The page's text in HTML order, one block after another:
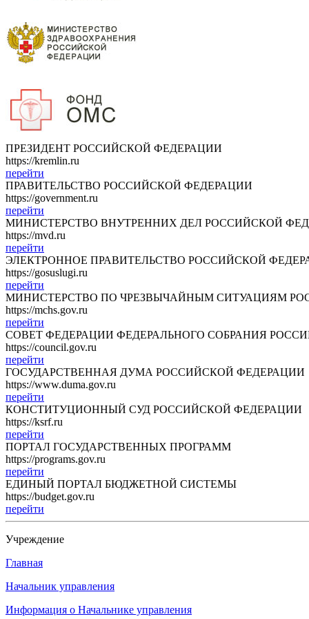
ПРЕЗИДЕНТ РОССИЙСКОЙ ФЕДЕРАЦИИ
https://kremlin.ru
перейти
ПРАВИТЕЛЬСТВО РОССИЙСКОЙ ФЕДЕРАЦИИ
https://government.ru
перейти
МИНИСТЕРСТВО ВНУТРЕННИХ ДЕЛ РОССИЙСКОЙ
https://mvd.ru
перейти
ЭЛЕКТРОННОЕ ПРАВИТЕЛЬСТВО РОССИЙСКОЙ
https://gosuslugi.ru
перейти
МИНИСТЕРСТВО ПО ЧРЕЗВЫЧАЙНЫМ СИТУАЦИЯМ
https://mchs.gov.ru
перейти
СОВЕТ ФЕДЕРАЦИИ ФЕДЕРАЛЬНОГО СОБРАНИЯ
https://council.gov.ru
перейти
ГОСУДАРСТВЕННАЯ ДУМА РОССИЙСКОЙ ФЕДЕРАЦИИ
https://www.duma.gov.ru
перейти
КОНСТИТУЦИОННЫЙ СУД РОССИЙСКОЙ ФЕДЕРАЦИИ
https://ksrf.ru
перейти
ПОРТАЛ ГОСУДАРСТВЕННЫХ ПРОГРАММ
https://programs.gov.ru
перейти
ЕДИНЫЙ ПОРТАЛ БЮДЖЕТНОЙ СИСТЕМЫ
https://budget.gov.ru
перейти
Учреждение
Главная
Начальник управления
Информация о Начальнике управления